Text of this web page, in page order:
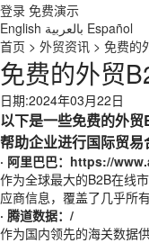
登录 免费演示
English بالعربية Español
首页 > 外贸资讯 > 免费的
免费的外贸
日期:2024年03月22日
以下是一些免费的外贸
帮助企业进行国际贸易
· 阿里巴巴： https://
作为全球最大的B2B在线
应商信息，覆盖了几乎所
· 腾道数据： /
作为国内领先的海关数据